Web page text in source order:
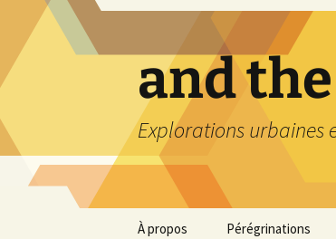
contenu
and
Explorations urbaines
À propos Pérégrinations